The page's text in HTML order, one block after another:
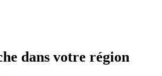
dans votre région